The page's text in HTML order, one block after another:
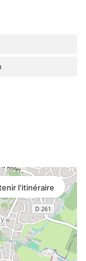
l'itinéraire